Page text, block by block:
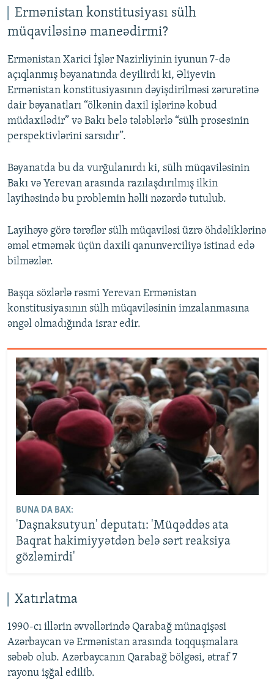
Ermənistan konstitusiyası sülh
müqaviləsinə maneədirmi?
Ermənistan Xarici İşlər Nazirliyinin iyunun 7-də
açıqlanmış bəyanatında deyilirdi ki, Əliyevin
Ermənistan konstitusiyasının dəyişdirilməsi zərurətinə
dair bəyanatları “ölkənin daxil işlərinə kobud
müdaxilədir” və Bakı belə tələblərlə “sülh prosesinin
perspektivlərini sarsıdır”.
Bəyanatda bu da vurğulanırdı ki, sülh müqaviləsinin
Bakı və Yerevan arasında razılaşdırılmış ilkin
layihəsində bu problemin həlli nəzərdə tutulub.
Layihəyə görə tərəflər sülh müqaviləsi üzrə öhdəliklərinə
əməl etməmək üçün daxili qanunverciliyə istinad edə
bilməzlər.
Başqa sözlərlə rəsmi Yerevan Ermənistan
konstitusiyasının sülh müqaviləsinin imzalanmasına
əngəl olmadığında israr edir.
BUNA DA BAX:
'Daşnaksutyun' deputatı: 'Müqəddəs ata
Baqrat hakimiyyətdən belə sərt reaksiya
gözləmirdi'
Xatırlatma
1990-cı illərin əvvəllərində Qarabağ münaqişəsi
Azərbaycan və Ermənistan arasında toqquşmalara
səbəb olub. Azərbaycanın Qarabağ bölgəsi, ətraf 7
rayonu işğal edilib.